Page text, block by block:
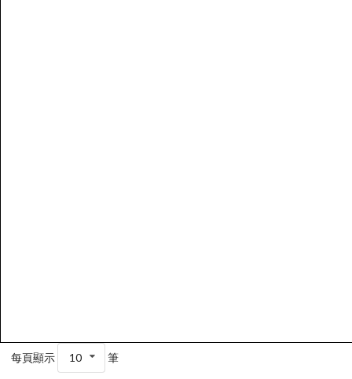
每頁顯示 10 筆